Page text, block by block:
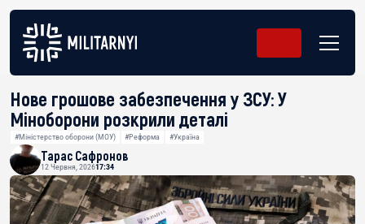
Нове грошове забезпечення у ЗСУ: У
Міноборони розкрили деталі
#Міністерство оборони (МОУ) #Реформа #Україна
Тарас Сафронов
12 Червня, 202617:34